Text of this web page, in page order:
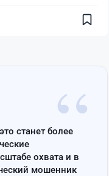
“
станет более
охвата и в
мошенник